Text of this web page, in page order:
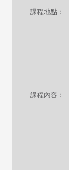
課程地點：
課程內容：